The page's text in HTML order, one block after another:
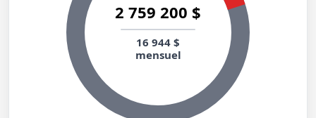
2 759 200 $
16 944 $
mensuel